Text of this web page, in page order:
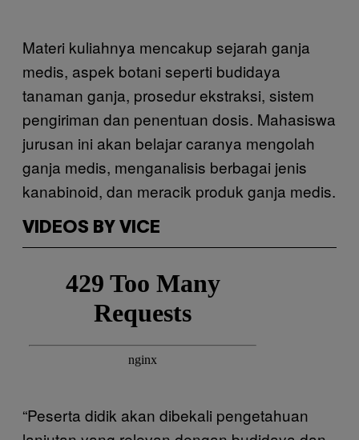
Materi kuliahnya mencakup sejarah ganja
medis, aspek botani seperti budidaya
tanaman ganja, prosedur ekstraksi, sistem
pengiriman dan penentuan dosis. Mahasiswa
jurusan ini akan belajar caranya mengolah
ganja medis, menganalisis berbagai jenis
kanabinoid, dan meracik produk ganja medis.
VIDEOS BY VICE
“Peserta didik akan dibekali pengetahuan